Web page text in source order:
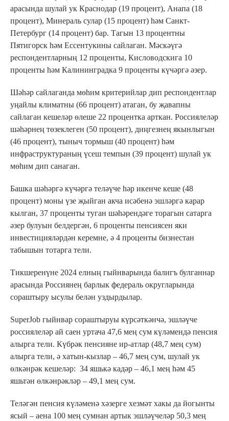
арасында шулай ук Краснодар (19 процент), Анапа (18
процент), Минераль сулар (15 процент) һәм Санкт-
Петербург (14 процент) бар. Тагын 13 процентны
Пятигорск һәм Ессентукины сайлаган. Мәскәүгә
респондентларның 12 проценты, Кисловодскига 10
проценты һәм Калининградка 9 проценты күчәргә әзер.
Шәһәр сайлаганда мөһим критерийлар дип респондентлар
уңайлы климатны (66 процент) атаган, бу җавапны
сайлаган кешеләр өлеше 22 процентка арткан. Россиялеләр
шәһәрнең төзеклеген (50 процент), диңгезнең якынлыгын
(46 процент), тыныч тормыш (40 процент) һәм
инфраструктураның үсеш темпын (39 процент) шулай ук
мөһим дип санаган.
Башка шәһәргә күчәргә теләүче һәр икенче кеше (48
процент) моны үзе җыйган акча исәбенә эшләргә карар
кылган, 37 проценты туган шәһәрендәге торагын сатарга
әзер булуын белдергән, 6 проценты пенсиясен яки
инвестицияләрдән керемне, ә 4 проценты бизнестан
табышын тотарга тели.
Тикшеренүне 2024 елның гыйнварында балигъ булганнар
арасында Россиянең барлык федераль округларында
сораштыру ысулы белән уздырдылар.
SuperJob гыйнвар сораштыруы күрсәткәнчә, эшләүче
россиялеләр ай саен уртача 47,6 мең сум күләмендә пенсия
алырга тели. Күбрәк пенсияне ир-атлар (48,7 мең сум)
алырга тели, ә хатын-кызлар – 46,7 мең сум, шулай ук
өлкәнрәк кешеләр: 34 яшькә кадәр – 46,1 мең һәм 45
яшьтән өлкәнрәкләр – 49,1 мең сум.
Теләгән пенсия күләменә хәзерге хезмәт хакы да йогынты
ясый – аена 100 мең сумнан артык эшләүчеләр 50,3 мең